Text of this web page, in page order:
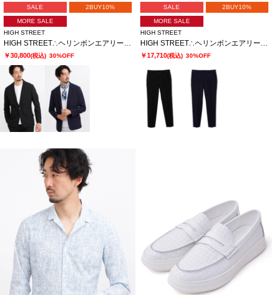
SALE 2BUY10%
MORE SALE
HIGH STREET
￥30,800(税込) 30%OFF
SALE 2BUY10%
MORE SALE
HIGH STREET
￥17,710(税込) 30%OFF